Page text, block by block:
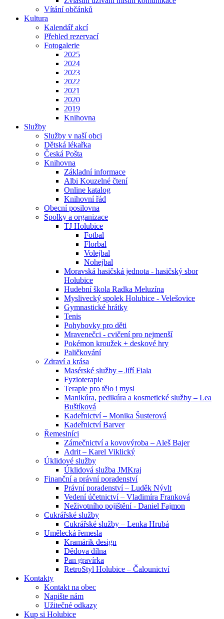
Vítání občánků
Kultura
Kalendář akcí
Přehled rezervací
Fotogalerie
2025
2024
2023
2022
2021
2020
2019
Knihovna
Služby
Služby v naší obci
Dětská lékařka
Česká Pošta
Knihovna
Základní informace
Albi Kouzelné čtení
Online katalog
Knihovní řád
Obecní posilovna
Spolky a organizace
TJ Holubice
Fotbal
Florbal
Volejbal
Nohejbal
Moravská hasičská jednota - hasičský sbor
Holubice
Hudební škola Radka Meluzína
Myslivecký spolek Holubice - Velešovice
Gymnastické hrátky
Tenis
Pohybovky pro děti
Mravenečci - cvičení pro nejmenší
Pokémon kroužek + deskové hry
Paličkování
Zdraví a krása
Masérské služby – Jiří Fiala
Fyzioterapie
Terapie pro tělo i mysl
Manikúra, pedikúra a kosmetické služby – Lea
Buštíková
Kadeřnictví – Monika Šusterová
Kadeřnictví Barver
Řemeslníci
Zámečnictví a kovovýroba – Aleš Bajer
Adrit – Karel Viklický
Úklidové služby
Úklidová služba JMKraj
Finanční a právní poradenství
Právní poradenství – Luděk Nývlt
Vedení účetnictví – Vladimíra Franková
Neživotního pojištění - Daniel Fajmon
Cukrářské služby
Cukrářské služby – Lenka Hrubá
Umělecká řemesla
Kramárik design
Dědova dílna
Pan gravírka
RetroStyl Holubice – Čalounictví
Kontakty
Kontakt na obec
Napište nám
Užitečné odkazy
Kup si Holubice